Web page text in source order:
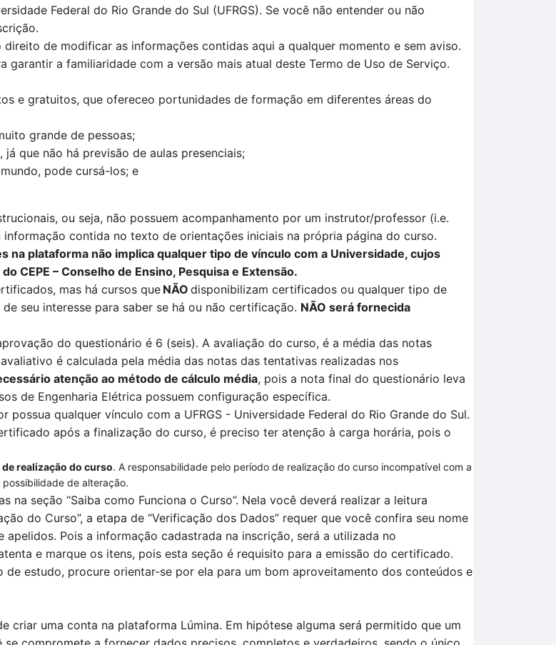
Federal do Rio Grande do Sul (UFRGS). Se você não entender ou não
de modificar as informações contidas aqui a qualquer momento e sem aviso.
a familiaridade com a versão mais atual deste Termo de Uso de Serviço.
e gratuitos, que ofereceo portunidades de formação em diferentes áreas do
grande de pessoas;
que não há previsão de aulas presenciais;
pode cursá-los; e
ou seja, não possuem acompanhamento por um instrutor/professor (i.e.
contida no texto de orientações iniciais na própria página do curso.
na plataforma não implica qualquer tipo de vínculo com a Universidade, cujos
CEPE – Conselho de Ensino, Pesquisa e Extensão.
mas há cursos que NÃO disponibilizam certificados ou qualquer tipo de
seu interesse para saber se há ou não certificação. NÃO será fornecida
do questionário é 6 (seis). A avaliação do curso, é a média das notas
é calculada pela média das notas das tentativas realizadas nos
atenção ao método de cálculo média, pois a nota final do questionário leva
de Engenharia Elétrica possuem configuração específica.
qualquer vínculo com a UFRGS - Universidade Federal do Rio Grande do Sul.
após a finalização do curso, é preciso ter atenção à carga horária, pois o
realização do curso. A responsabilidade pelo período de realização do curso incompatível com a
de alteração.
seção “Saiba como Funciona o Curso”. Nela você deverá realizar a leitura
do Curso”, a etapa de “Verificação dos Dados” requer que você confira seu nome
Pois a informação cadastrada na inscrição, será a utilizada no
ta e marque os itens, pois esta seção é requisito para a emissão do certificado.
de estudo, procure orientar-se por ela para um bom aproveitamento dos conteúdos e
criar uma conta na plataforma Lúmina. Em hipótese alguma será permitido que um